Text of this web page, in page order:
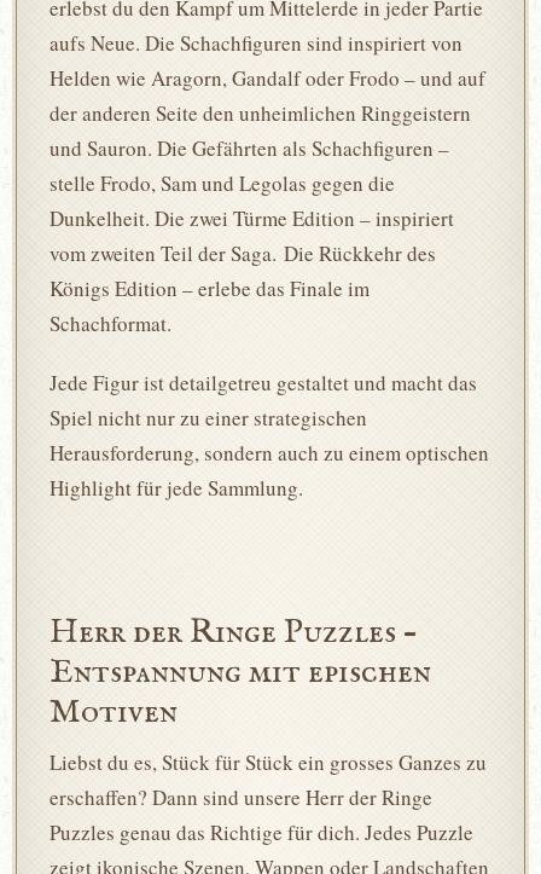
erlebst du den Kampf um Mittelerde in jeder Partie
aufs Neue. Die Schachfiguren sind inspiriert von
Helden wie Aragorn, Gandalf oder Frodo – und auf
der anderen Seite den unheimlichen Ringgeistern
und Sauron. Die Gefährten als Schachfiguren –
stelle Frodo, Sam und Legolas gegen die
Dunkelheit. Die zwei Türme Edition – inspiriert
vom zweiten Teil der Saga. Die Rückkehr des
Königs Edition – erlebe das Finale im
Schachformat.
Jede Figur ist detailgetreu gestaltet und macht das
Spiel nicht nur zu einer strategischen
Herausforderung, sondern auch zu einem optischen
Highlight für jede Sammlung.
Herr der Ringe Puzzles –
Entspannung mit epischen
Motiven
Liebst du es, Stück für Stück ein grosses Ganzes zu
erschaffen? Dann sind unsere Herr der Ringe
Puzzles genau das Richtige für dich. Jedes Puzzle
zeigt ikonische Szenen, Wappen oder Landschaften